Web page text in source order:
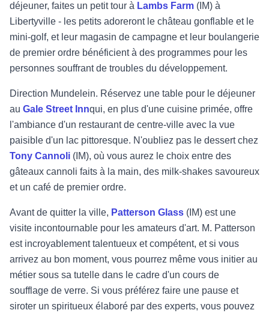
déjeuner, faites un petit tour à Lambs Farm (IM) à
Libertyville - les petits adoreront le château gonflable et le
mini-golf, et leur magasin de campagne et leur boulangerie
de premier ordre bénéficient à des programmes pour les
personnes souffrant de troubles du développement.
Direction Mundelein. Réservez une table pour le déjeuner
au Gale Street Innqui, en plus d'une cuisine primée, offre
l'ambiance d'un restaurant de centre-ville avec la vue
paisible d'un lac pittoresque. N'oubliez pas le dessert chez
Tony Cannoli (IM), où vous aurez le choix entre des
gâteaux cannoli faits à la main, des milk-shakes savoureux
et un café de premier ordre.
Avant de quitter la ville, Patterson Glass (IM) est une
visite incontournable pour les amateurs d'art. M. Patterson
est incroyablement talentueux et compétent, et si vous
arrivez au bon moment, vous pourrez même vous initier au
métier sous sa tutelle dans le cadre d'un cours de
soufflage de verre. Si vous préférez faire une pause et
siroter un spiritueux élaboré par des experts, vous pouvez